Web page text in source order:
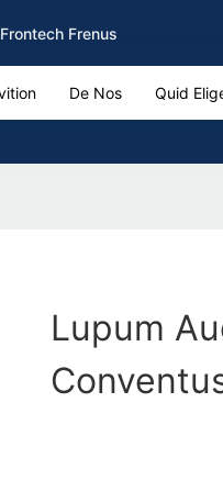
Frenus
De Nos Quid
Lupum